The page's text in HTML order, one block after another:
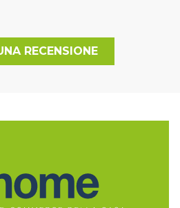
RECENSIONE